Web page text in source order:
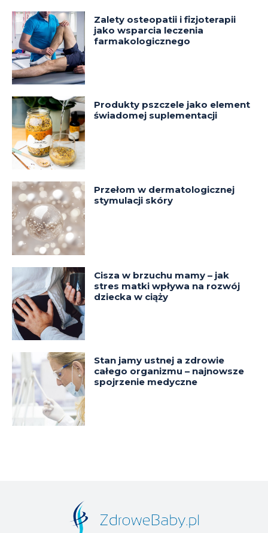
Zalety osteopatii i fizjoterapii
jako wsparcia leczenia
farmakologicznego
Produkty pszczele jako element
świadomej suplementacji
Przełom w dermatologicznej
stymulacji skóry
Cisza w brzuchu mamy – jak
stres matki wpływa na rozwój
dziecka w ciąży
Stan jamy ustnej a zdrowie
całego organizmu – najnowsze
spojrzenie medyczne